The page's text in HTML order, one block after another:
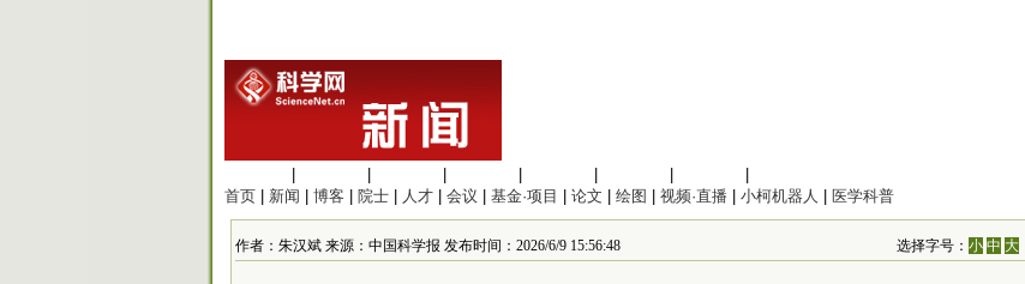
首页
新闻 博客 院士 人才 会议 基金·项目 论文 绘图 视频·直播 小柯机器人 医学科普
作者：朱汉斌 来源：中国科学报 发布时间：2026/6/9 15:56:48 选择字号：小 中 大